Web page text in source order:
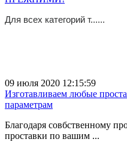
Для всех категорий т......
09 июля 2020 12:15:59
Изготавливаем любые
параметрам
Благодаря совбственному
проставки по вашим ...